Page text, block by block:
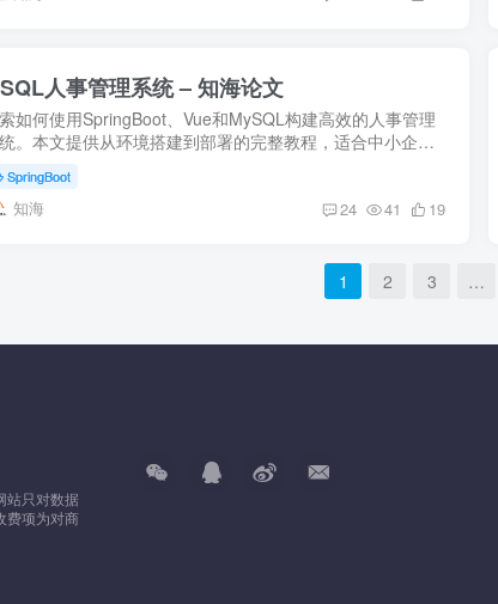
人事管理系统 – 知海论文
如何使用SpringBoot、Vue和MySQL构建高效的人事管理
。本文提供从环境搭建到部署的完整教程，适合中小企业
- 知海论文
SpringBoot
知海 24 41 19
1 2 3 …
站只对数据
费项为对商